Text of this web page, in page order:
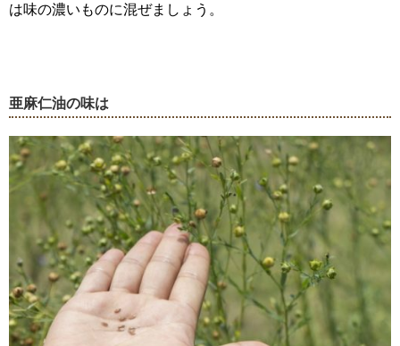
は味の濃いものに混ぜましょう。
亜麻仁油の味は